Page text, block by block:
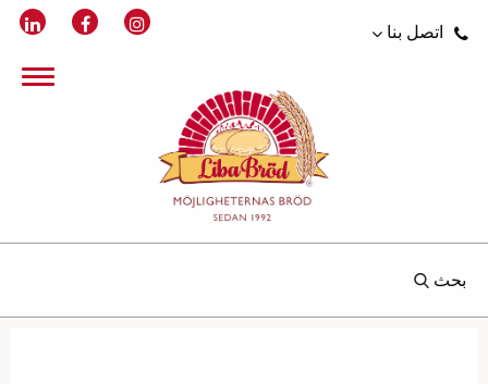
اتصل بنا
بحث